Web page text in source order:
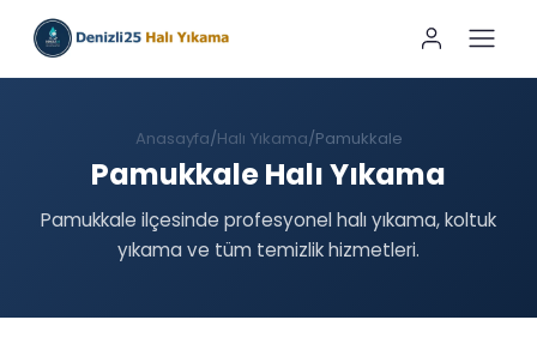
Anasayfa Halı Yıkama Pamukkale
Pamukkale Halı Yıkama
Pamukkale ilçesinde profesyonel halı yıkama, koltuk
yıkama ve tüm temizlik hizmetleri.